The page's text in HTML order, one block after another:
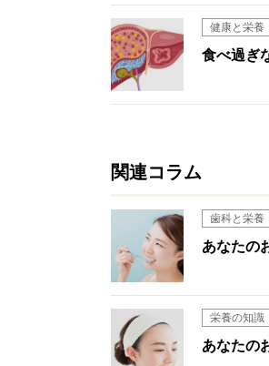
健康と栄養
食べ過ぎ
関連コラム
歯科と栄養
あなたの
栄養の知識
あなたの